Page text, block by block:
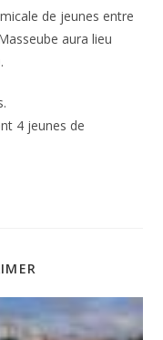
de jeunes entre
aura lieu
4 jeunes de